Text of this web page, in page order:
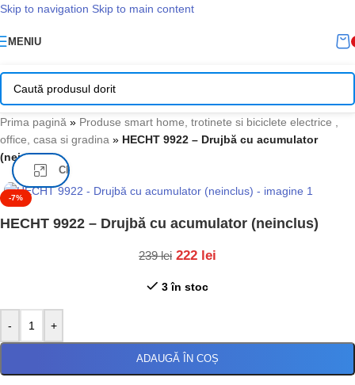
Skip to navigation Skip to main content
MENIU
Prima pagină » Produse smart home, trotinete si biciclete electrice ,
office, casa si gradina » HECHT 9922 – Drujbă cu acumulator
(neinclus)
-7%
Click pentru a mari
HECHT 9922 – Drujbă cu acumulator (neinclus)
239lei 222 lei
3 în stoc
- +
ADAUGĂ ÎN COȘ